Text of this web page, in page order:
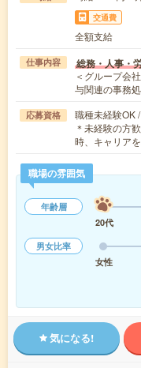
交通費
全額支給
仕事内容 総務・人事・
＜グループ会
与関連の事務
応募資格
職種未経験OK
＊未経験の方
時、キャリア
職場の雰囲気
年齢層
20代
男女比率
女性
気になる!